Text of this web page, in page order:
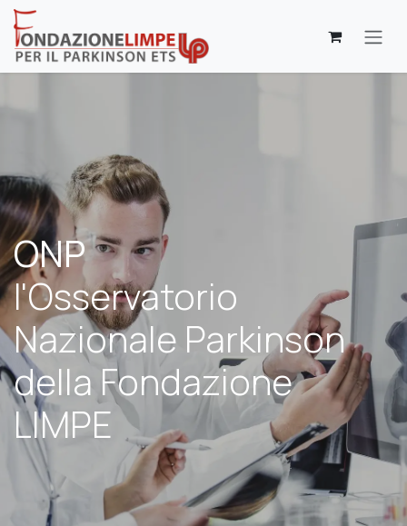
Passa al contenuto
ONP
l'Osservatorio
Nazionale Parkinson
della Fondazione
LIMPE